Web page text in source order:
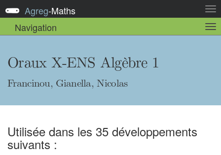
la
Agreg-Maths
Navigation
la
Oraux X-ENS Algèbre 1
Francinou, Gianella, Nicolas
Utilisée dans les 35 développements
suivants :